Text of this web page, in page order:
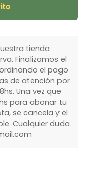
tienda
Finalizamos el
el pago
de atención por
Una vez que
para abonar tu
se cancela y el
Cualquier duda